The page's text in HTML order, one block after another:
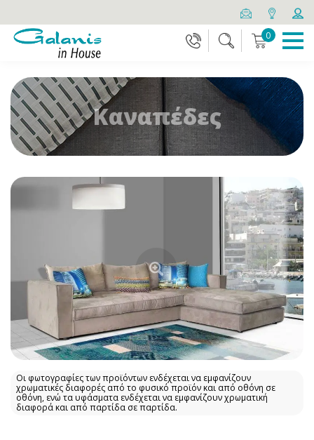
0
Καναπέδες
Οι φωτογραφίες των προϊόντων ενδέχεται να εμφανίζουν
χρωματικές διαφορές από το φυσικό προϊόν και από οθόνη σε
οθόνη, ενώ τα υφάσματα ενδέχεται να εμφανίζουν χρωματική
διαφορά και από παρτίδα σε παρτίδα.